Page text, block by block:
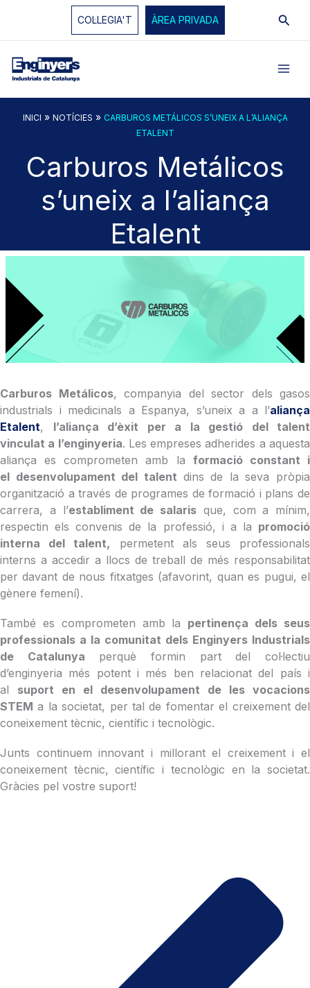
COL·LEGIA'T ÀREA PRIVADA
INICI » NOTÍCIES » CARBUROS METÁLICOS S’UNEIX A L’ALIANÇA
ETALENT
Carburos Metálicos
s’uneix a l’aliança
Etalent
Carburos Metálicos, companyia del sector dels gasos
industrials i medicinals a Espanya, s’uneix a a l’aliança
Etalent, l’aliança d’èxit per a la gestió del talent
vinculat a l’enginyeria. Les empreses adherides a aquesta
aliança es comprometen amb la formació constant i
el desenvolupament del talent dins de la seva pròpia
organització a través de programes de formació i plans de
carrera, a l’establiment de salaris que, com a mínim,
respectin els convenis de la professió, i a la promoció
interna del talent, permetent als seus professionals
interns a accedir a llocs de treball de més responsabilitat
per davant de nous fitxatges (afavorint, quan es pugui, el
gènere femení).
També es comprometen amb la pertinença dels seus
professionals a la comunitat dels Enginyers Industrials
de Catalunya perquè formin part del col·lectiu
d’enginyeria més potent i més ben relacionat del país i
al suport en el desenvolupament de les vocacions
STEM a la societat, per tal de fomentar el creixement del
coneixement tècnic, científic i tecnològic.
Junts continuem innovant i millorant el creixement i el
coneixement tècnic, científic i tecnològic en la societat.
Gràcies pel vostre suport!